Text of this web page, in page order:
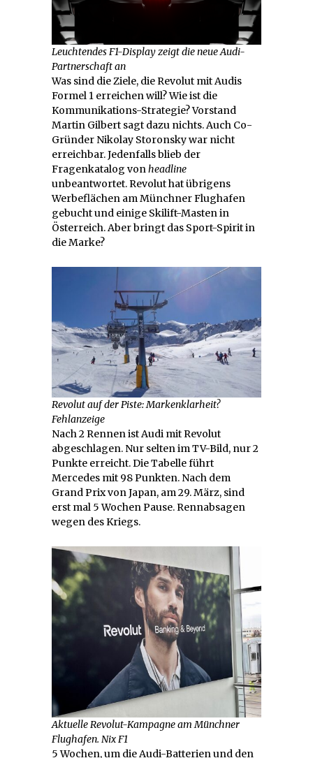
Leuchtendes F1-Display zeigt die neue Audi-
Partnerschaft an
Was sind die Ziele, die Revolut mit Audis
Formel 1 erreichen will? Wie ist die
Kommunikations-Strategie? Vorstand
Martin Gilbert sagt dazu nichts. Auch Co-
Gründer Nikolay Storonsky war nicht
erreichbar. Jedenfalls blieb der
Fragenkatalog vonheadline
unbeantwortet. Revolut hat übrigens
Werbeflächen am Münchner Flughafen
gebucht und einige Skilift-Masten in
Österreich. Aber bringt das Sport-Spirit in
die Marke?
Revolut auf der Piste: Markenklarheit?
Fehlanzeige
Nach 2 Rennen ist Audi mit Revolut
abgeschlagen. Nur selten im TV-Bild, nur 2
Punkte erreicht. Die Tabelle führt
Mercedes mit 98 Punkten. Nach dem
Grand Prix von Japan, am 29. März, sind
erst mal 5 Wochen Pause. Rennabsagen
wegen des Kriegs.
Aktuelle Revolut-Kampagne am Münchner
Flughafen. Nix F1
5 Wochen, um die Audi-Batterien und den